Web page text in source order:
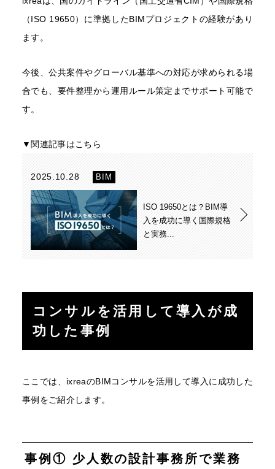
（ISO 19650）に準拠したBIMプロジェクトの経験があり
ます。
今後、公共案件やグローバル基準への対応が求められる場
合でも、要件整理から運用ルール策定までサポート可能で
す。
▼関連記事はこちら
2025.10.28 BIM
ISO 19650とは？BIM導
入を成功に導く国際規格
と実務...
コンサルを活用して導入が成
功した事例
ここでは、ixreaのBIMコンサルを活用して導入に成功した
事例をご紹介します。
事例① 少人数の設計事務所で業務